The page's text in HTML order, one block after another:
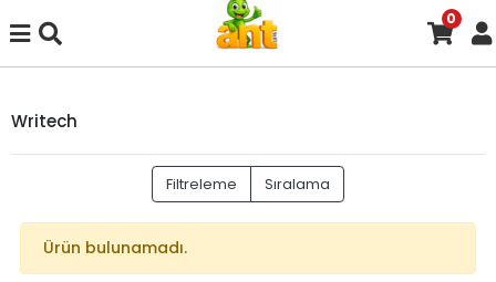
0
Writech
Filtreleme Sıralama
Ürün bulunamadı.